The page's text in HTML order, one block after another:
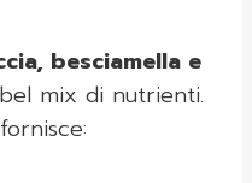
besciamella e
mix di nutrienti.